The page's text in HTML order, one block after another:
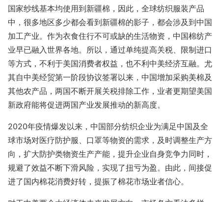
国家纱线基本均使用到新疆棉，因此，全球纺织服装产品
中，很多地区多少都会看到新疆棉的影子，都会涉及到中国
加工产业。作为衣食住行不可或缺的生活物资，中国棉纺产
业早已融入世界各地。所以，通过单纯提高关税、限制进口
等方式，不利于美国消费者权益，也不利中美经济互融。尤
其自中美经贸第一阶段协议签署以来，中国增加采购美棉及
其他农产品，两国不断开展关税排除工作，业者更期望美国
新政府能将促进两国产业发展推动的新高度。
2020年疫情爆发以来，中国部分纺织企业为满足中国及全
球市场对医疗防护服、口罩等物资的需求，及时调整生产方
向，扩大防护类物资生产产能，提升企业自身竞争力同时，
规避了效益不断下滑风险，实现了扭亏为盈。由此，间接促
进了国内棉花消费好转，提振了棉花市场业者信心。